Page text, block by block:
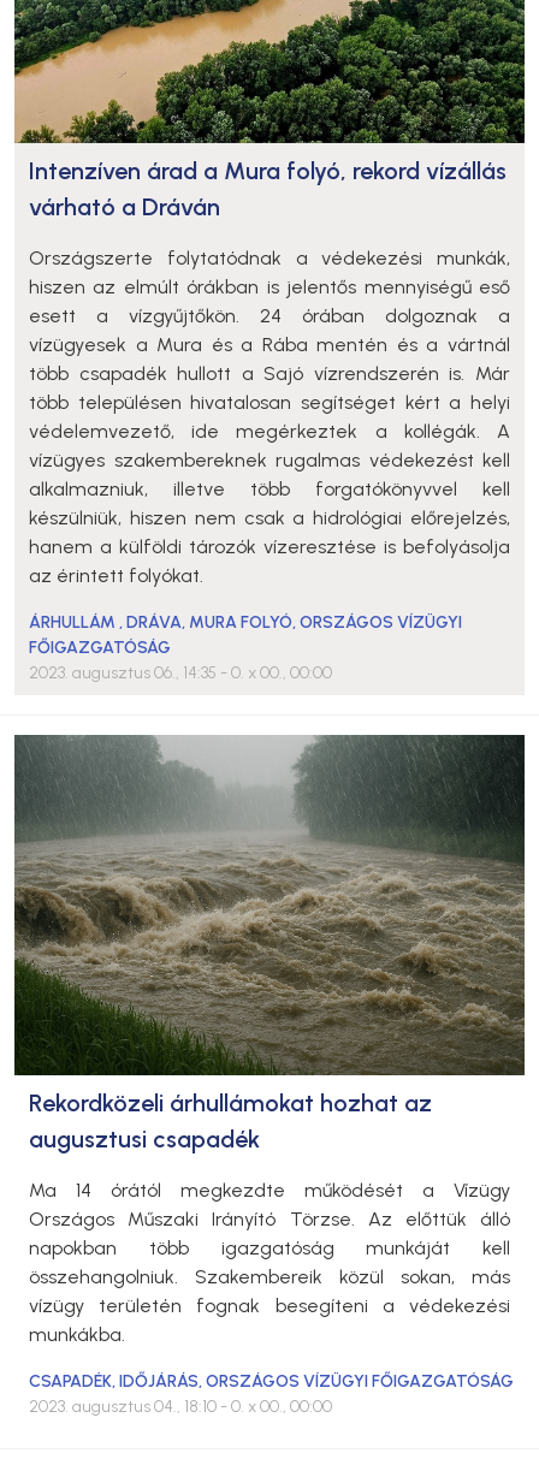
Intenzíven árad a Mura folyó, rekord vízállás
várható a Dráván
Országszerte folytatódnak a védekezési munkák,
hiszen az elmúlt órákban is jelentős mennyiségű eső
esett a vízgyűjtőkön. 24 órában dolgoznak a
vízügyesek a Mura és a Rába mentén és a vártnál
több csapadék hullott a Sajó vízrendszerén is. Már
több településen hivatalosan segítséget kért a helyi
védelemvezető, ide megérkeztek a kollégák. A
vízügyes szakembereknek rugalmas védekezést kell
alkalmazniuk, illetve több forgatókönyvvel kell
készülniük, hiszen nem csak a hidrológiai előrejelzés,
hanem a külföldi tározók vízeresztése is befolyásolja
az érintett folyókat.
ÁRHULLÁM ,DRÁVA, MURA FOLYÓ,ORSZÁGOS VÍZÜGYI
FŐIGAZGATÓSÁG
2023. augusztus 06., 14:35 - 0. x 00., 00:00
Rekordközeli árhullámokat hozhat az
augusztusi csapadék
Ma 14 órától megkezdte működését a Vízügy
Országos Műszaki Irányító Törzse. Az előttük álló
napokban több igazgatóság munkáját kell
összehangolniuk. Szakembereik közül sokan, más
vízügy területén fognak besegíteni a védekezési
munkákba.
CSAPADÉK,IDŐJÁRÁS,ORSZÁGOS VÍZÜGYI FŐIGAZGATÓSÁG
2023. augusztus 04., 18:10 - 0. x 00., 00:00